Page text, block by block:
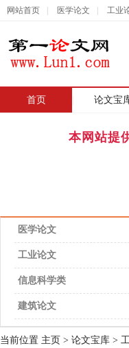
网站首页 医学论文 工业
首页 论文宝
本网站提
医学论文
工业论文
信息科学类
建筑论文
当前位置 主页 > 论文宝库 >